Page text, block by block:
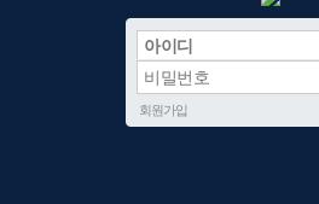
회원가입